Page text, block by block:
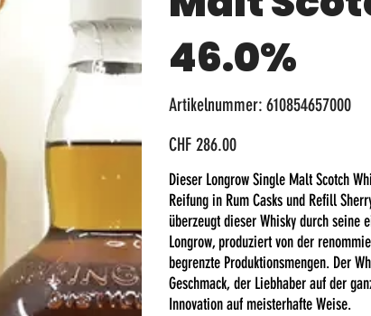
46.0%
Artikelnummer:
Artikelnummer:
610854657000
610854657000
Preis
CHF 286.00
Dieser Longrow Single Malt Scotch
Reifung in Rum Casks und Refill
überzeugt dieser Whisky durch seine
Longrow, produziert von der
begrenzte Produktionsmengen. Der
Geschmack, der Liebhaber auf der
Innovation auf meisterhafte Weise.